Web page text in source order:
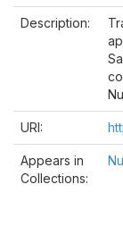
Description:
URI:
Appears in
Collections: